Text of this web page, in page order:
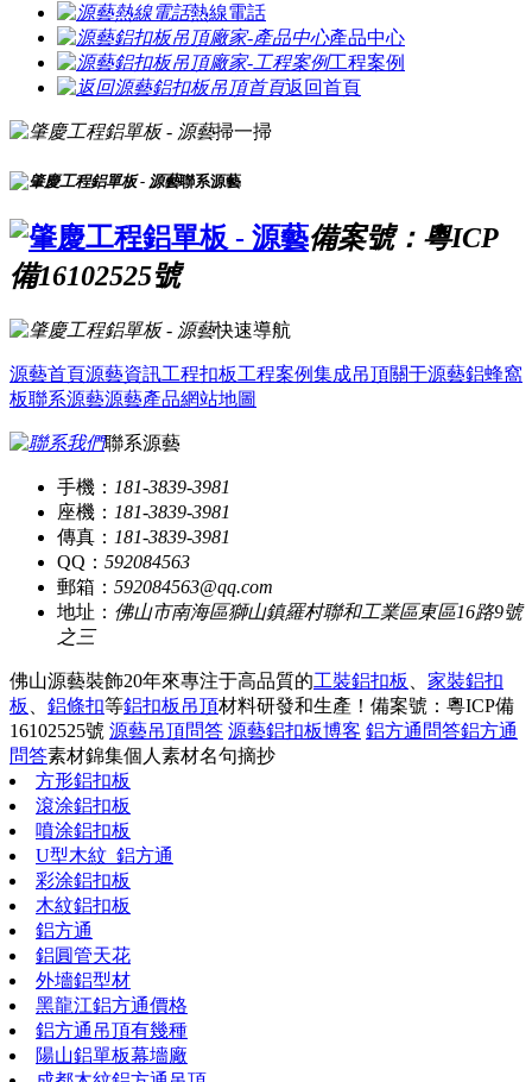
熱線電話
產品中心
工程案例
返回首頁
掃一掃
聯系源藝
備案號：粵ICP
備16102525號
快速導航
源藝首頁源藝資訊工程扣板工程案例集成吊頂關于源藝鋁蜂窩
板聯系源藝源藝產品網站地圖
聯系源藝
手機： 181-3839-3981
座機： 181-3839-3981
傳真： 181-3839-3981
QQ： 592084563
郵箱： 592084563@qq.com
地址： 佛山市南海區獅山鎮羅村聯和工業區東區16路9號
之三
佛山源藝裝飾20年來專注于高品質的工裝鋁扣板
家裝鋁扣
板
鋁條扣等鋁扣板吊頂材料研發和生產！ 備案號：粵ICP備
16102525號 源藝吊頂問答 源藝鋁扣板博客 鋁方通問答鋁方通
問答素材錦集個人素材名句摘抄
方形鋁扣板
滾涂鋁扣板
噴涂鋁扣板
U型木紋_鋁方通
彩涂鋁扣板
木紋鋁扣板
鋁方通
鋁圓管天花
外墻鋁型材
黑龍江鋁方通價格
鋁方通吊頂有幾種
陽山鋁單板幕墻廠